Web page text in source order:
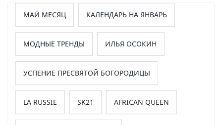
МАЙ МЕСЯЦ КАЛЕНДАРЬ НА ЯНВАРЬ
МОДНЫЕ ТРЕНДЫ ИЛЬЯ ОСОКИН
УСПЕНИЕ ПРЕСВЯТОЙ БОГОРОДИЦЫ
LA RUSSIE SK21 AFRICAN QUEEN